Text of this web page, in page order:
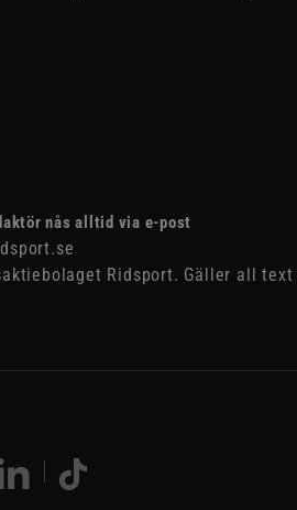
nås alltid via e-post
Ridsport. Gäller all text